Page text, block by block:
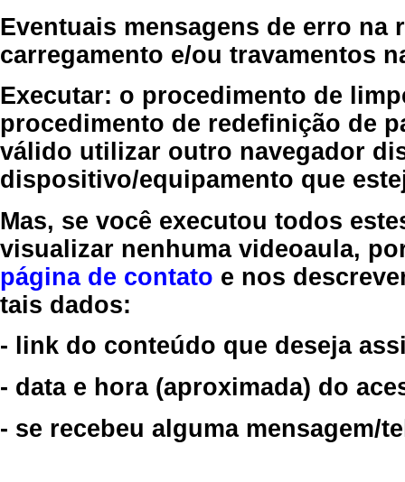
Eventuais mensagens de erro
carregamento e/ou travamentos
Executar: o procedimento de
procedimento de redefinição de
válido utilizar outro navegador
dispositivo/equipamento que
Mas, se você executou todos
visualizar nenhuma videoaula,
página de contato e nos
tais dados:
- link do conteúdo que deseja
- data e hora (aproximada) do
- se recebeu alguma mensagem/